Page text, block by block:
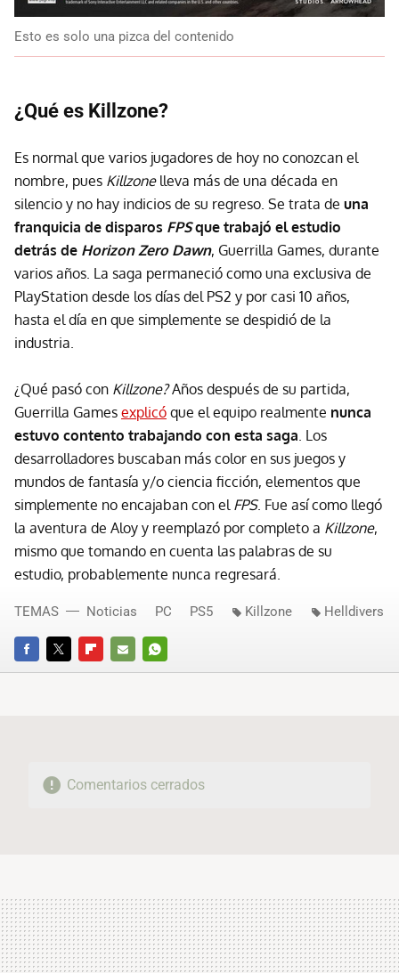
Esto es solo una pizca del contenido
¿Qué es Killzone?
Es normal que varios jugadores de hoy no conozcan el
nombre, pues Killzonelleva más de una década en
silencio y no hay indicios de su regreso. Se trata de una
franquicia de disparos FPSque trabajó el estudio
detrás de Horizon Zero Dawn, Guerrilla Games, durante
varios años. La saga permaneció como una exclusiva de
PlayStation desde los días del PS2 y por casi 10 años,
hasta el día en que simplemente se despidió de la
industria.
¿Qué pasó con Killzone?Años después de su partida,
Guerrilla Games explicó que el equipo realmente nunca
estuvo contento trabajando con esta saga. Los
desarrolladores buscaban más color en sus juegos y
mundos de fantasía y/o ciencia ficción, elementos que
simplemente no encajaban con el FPS. Fue así como llegó
la aventura de Aloy y reemplazó por completo a Killzone,
mismo que tomando en cuenta las palabras de su
estudio, probablemente nunca regresará.
FACEBOOKTWITTERFLIPBOARD
E-
WHATSAPP
TEMAS Noticias PC PS5 Killzone Helldivers
Comentarios cerrados